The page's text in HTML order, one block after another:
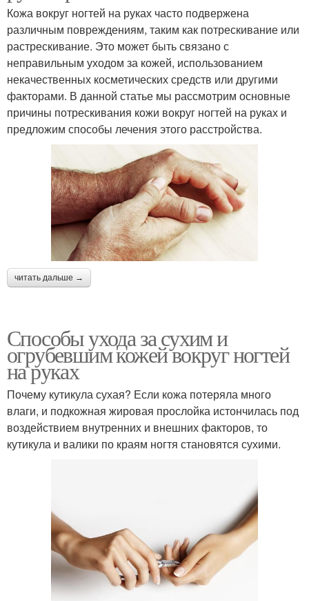
Кожа вокруг ногтей на руках часто подвержена
различным повреждениям, таким как потрескивание или
растрескивание. Это может быть связано с
неправильным уходом за кожей, использованием
некачественных косметических средств или другими
факторами. В данной статье мы рассмотрим основные
причины потрескивания кожи вокруг ногтей на руках и
предложим способы лечения этого расстройства.
читать дальше →
Способы ухода за сухим и
огрубевшим кожей вокруг ногтей
на руках
Почему кутикула сухая? Если кожа потеряла много
влаги, и подкожная жировая прослойка истончилась под
воздействием внутренних и внешних факторов, то
кутикула и валики по краям ногтя становятся сухими.